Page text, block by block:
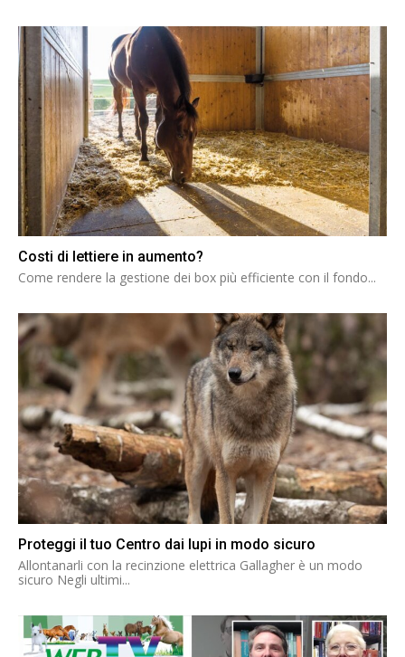
Costi di lettiere in aumento?
Come rendere la gestione dei box più efficiente con il fondo...
Proteggi il tuo Centro dai lupi in modo sicuro
Allontanarli con la recinzione elettrica Gallagher è un modo
sicuro Negli ultimi...